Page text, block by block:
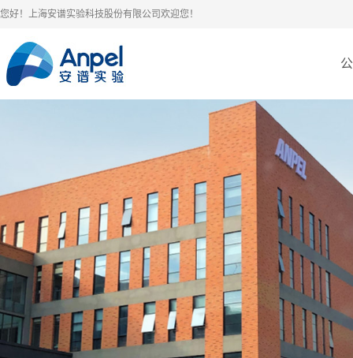
您好！上海安谱实验科技股份有限公司欢迎您！